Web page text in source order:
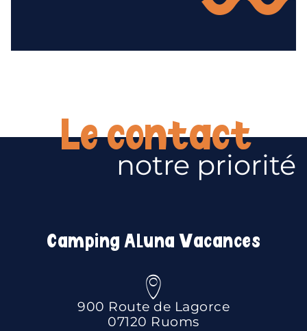
Le contact
notre priorité
Camping Aluna Vacances
900 Route de Lagorce
07120 Ruoms